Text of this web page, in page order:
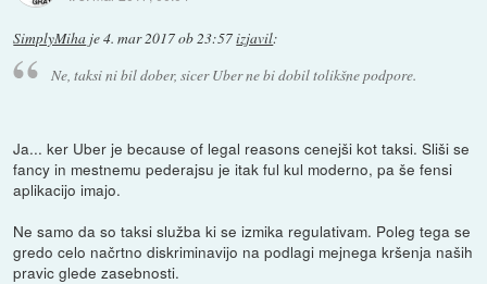
SimplyMiha je4. mar 2017 ob 23:57izjavil:
Ne, taksi ni bil dober, sicer Uber ne bi dobil tolikšne podpore.
Ja... ker Uber je because of legal reasons cenejši kot taksi. Sliši se
fancy in mestnemu pederajsu je itak ful kul moderno, pa še fensi
aplikacijo imajo.
Ne samo da so taksi služba ki se izmika regulativam. Poleg tega se
gredo celo načrtno diskriminavijo na podlagi mejnega kršenja naših
pravic glede zasebnosti.